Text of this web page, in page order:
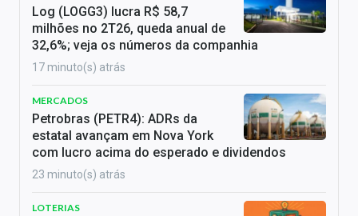
Log (LOGG3) lucra R$ 58,7
milhões no 2T26, queda anual de
32,6%; veja os números da companhia
17 minuto(s) atrás
MERCADOS
Petrobras (PETR4): ADRs da
estatal avançam em Nova York
com lucro acima do esperado e dividendos
23 minuto(s) atrás
LOTERIAS